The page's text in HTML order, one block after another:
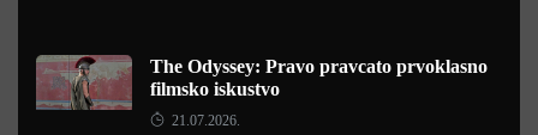
The Odyssey: Pravo pravcato prvoklasno
filmsko iskustvo
21.07.2026.